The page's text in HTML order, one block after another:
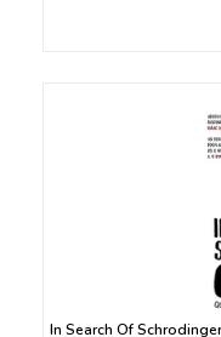
In Search Of